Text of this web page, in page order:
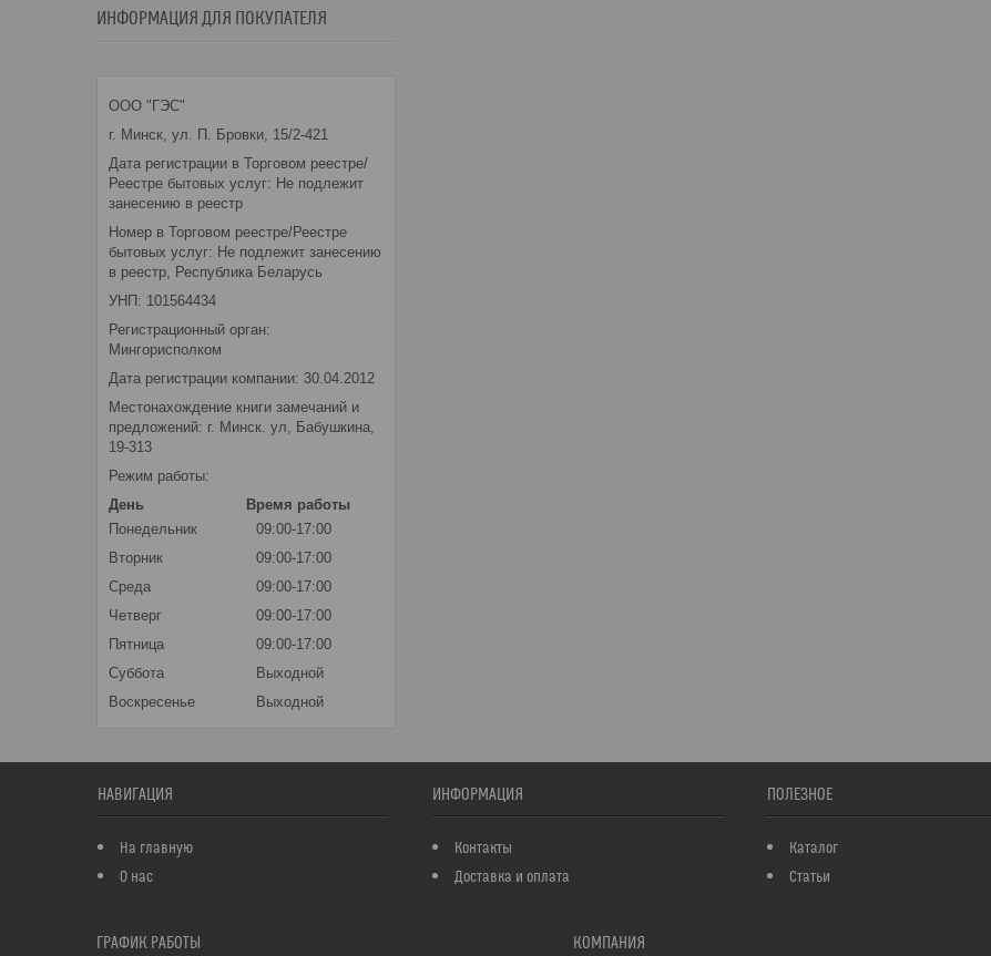
ИНФОРМАЦИЯ ДЛЯ ПОКУПАТЕЛЯ
ООО "ГЭС"
г. Минск, ул. П. Бровки, 15/2-421
Дата регистрации в Торговом реестре/
Реестре бытовых услуг: Не подлежит
занесению в реестр
Номер в Торговом реестре/Реестре
бытовых услуг: Не подлежит занесению
в реестр, Республика Беларусь
УНП: 101564434
Регистрационный орган:
Мингорисполком
Дата регистрации компании: 30.04.2012
Местонахождение книги замечаний и
предложений: г. Минск. ул, Бабушкина,
19-313
Режим работы:
День
Время работы
Понедельник
09:00-17:00
Вторник
09:00-17:00
Среда
09:00-17:00
Четверг
09:00-17:00
Пятница
09:00-17:00
Суббота
Выходной
Воскресенье
Выходной
НАВИГАЦИЯ
На главную
О нас
ИНФОРМАЦИЯ
Контакты
Доставка и оплата
ПОЛЕЗНОЕ
Каталог
Статьи
ГРАФИК РАБОТЫ